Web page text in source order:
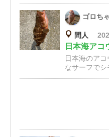
ゴロち
間人
日本海アコ
日本海のア
なサーフでシ